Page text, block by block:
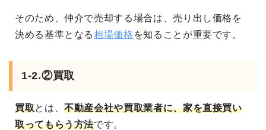
そのため、仲介で売却する場合は、売り出し価格を
決める基準となる相場価格 を知ることが重要です。
1-2.②買取
買取とは、不動産会社や買取業者に、家を直接買い
取ってもらう方法です。